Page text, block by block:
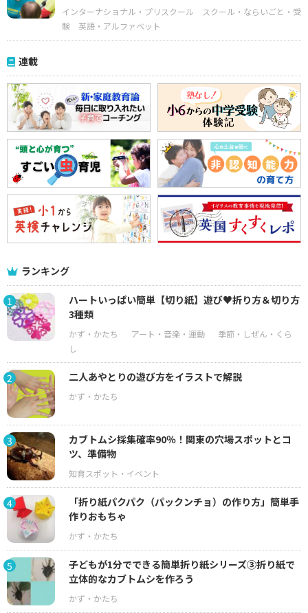
インターナショナル・プリスクール
スクール・ならいごと・受
験
英語・アルファベット
連載
ランキング
1
ハートいっぱい簡単【切り紙】遊び♥折り方＆切り方
3種類
2 二人あやとりの遊び方をイラストで解説
3
カブトムシ採集確率90％！関東の穴場スポットとコ
ツ、準備物
4
「折り紙パクパク（パックンチョ）の作り方」簡単手
作りおもちゃ
5
子どもが1分でできる簡単折り紙シリーズ③折り紙で
立体的なカブトムシを作ろう